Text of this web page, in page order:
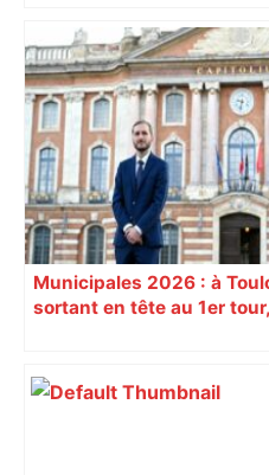
« Rien d'inquiétant » pour
Restes, le gardien de
sa sortie à Metz – L'Équipe
Municipales 2026 : à
sortant en tête au 1er